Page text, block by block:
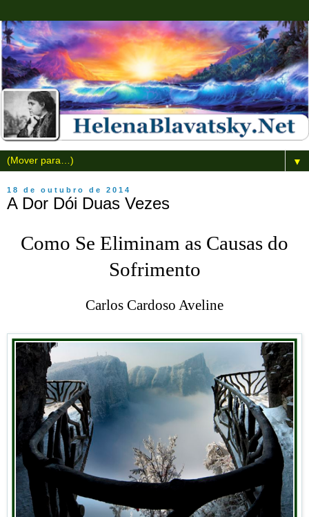
▼
18 de outubro de 2014
A Dor Dói Duas Vezes
Como Se Eliminam as Causas do
Sofrimento
Carlos Cardoso Aveline